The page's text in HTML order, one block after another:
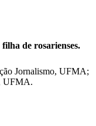
de rosarienses.
Jornalismo, UFMA;
UFMA.